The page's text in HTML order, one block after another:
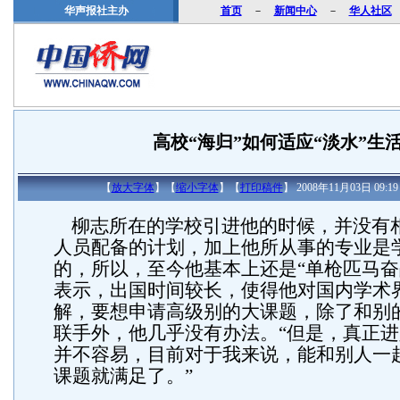
华声报社主办 首页－ 新闻中心－ 华人社区
高校“海归”如何适应“淡水”生
【放大字体】【缩小字体】【打印稿件】 2008年11月03日
柳志所在的学校引进他的时候，并没有
人员配备的计划，加上他所从事的专业是
的，所以，至今他基本上还是“单枪匹马
表示，出国时间较长，使得他对国内学术
解，要想申请高级别的大课题，除了和别
联手外，他几乎没有办法。“但是，真正
并不容易，目前对于我来说，能和别人一
课题就满足了。”